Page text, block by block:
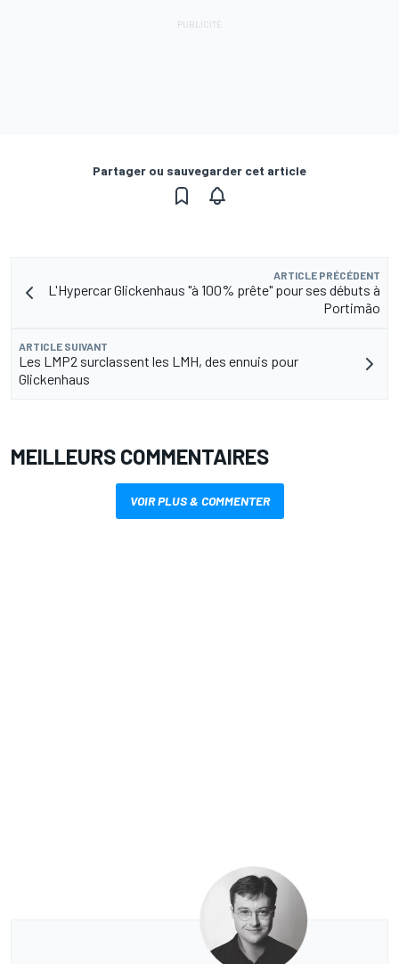
Partager ou sauvegarder cet article
ARTICLE PRÉCÉDENT
L'Hypercar Glickenhaus "à 100% prête" pour ses débuts à
Portimão
ARTICLE SUIVANT
Les LMP2 surclassent les LMH, des ennuis pour
Glickenhaus
MEILLEURS COMMENTAIRES
VOIR PLUS & COMMENTER